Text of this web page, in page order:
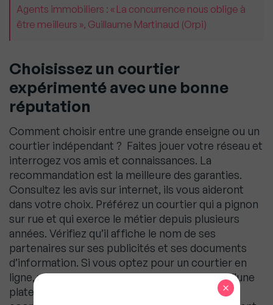
Agents immobiliers : « La concurrence nous oblige à
être meilleurs », Guillaume Martinaud (Orpi)
Choisissez un courtier
expérimenté avec une bonne
réputation
Comment choisir entre une grande enseigne ou un
courtier indépendant ? Faites jouer votre réseau et
interrogez vos amis et connaissances. La
recommandation est la meilleure des garanties.
Consultez les avis sur internet, ils vous aideront
dans votre choix. Préférez un courtier qui a pignon
sur rue et qui exerce le métier depuis plusieurs
années. Vérifiez qu’il affiche le nom de ses
partenaires sur ses publicités et ses documents
d’information. Si vous optez pour un courtier en
ligne, vérifiez son champs d’actions : s’agit-il d’une
plateforme qui transmets uniquement mes×